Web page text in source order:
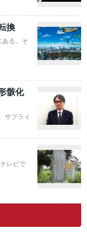
換
ある。そ
骸化
サプライ
レビで